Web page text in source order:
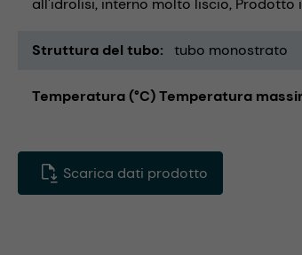
all'idrolisi interno molto liscio Prodotto
Struttura del tubo tubo monostrato
Temperatura (°C) Temperatura
Scarica dati prodotto